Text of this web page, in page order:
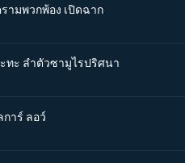
ามพวกพ้อง เปิดฉาก
ทะ ลำตัวซามูไรปริศนา
การ์ ลอว์